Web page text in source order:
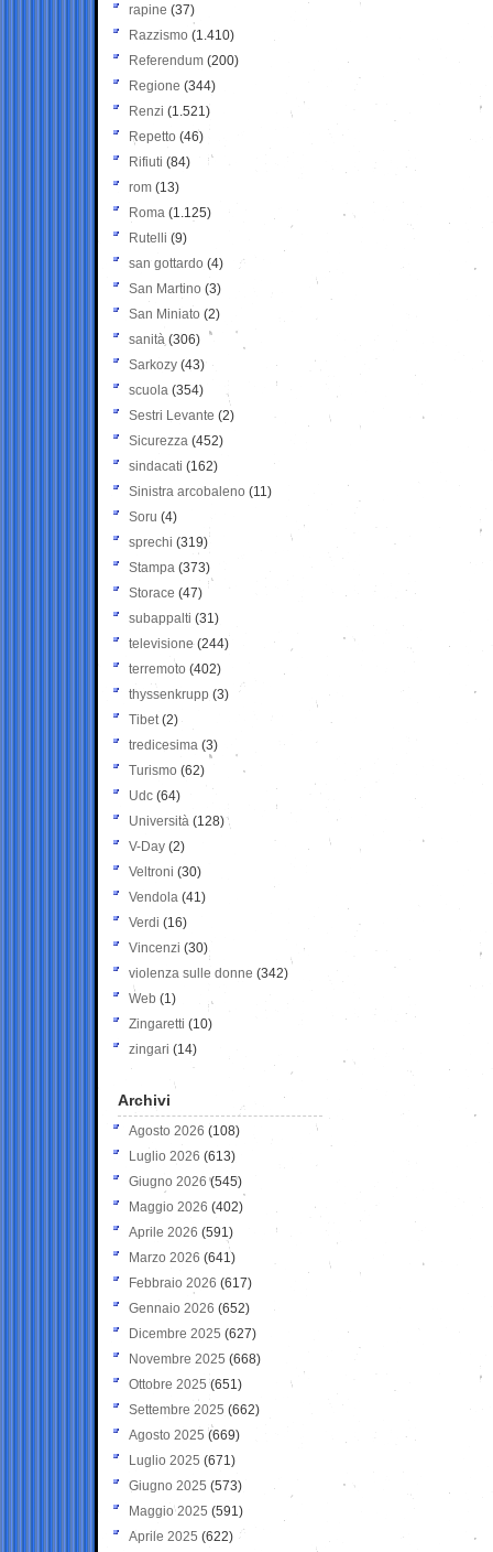
rapine (37)
Razzismo (1.410)
Referendum (200)
Regione (344)
Renzi (1.521)
Repetto (46)
Rifiuti (84)
rom (13)
Roma (1.125)
Rutelli (9)
san gottardo (4)
San Martino (3)
San Miniato (2)
sanità (306)
Sarkozy (43)
scuola (354)
Sestri Levante (2)
Sicurezza (452)
sindacati (162)
Sinistra arcobaleno (11)
Soru (4)
sprechi (319)
Stampa (373)
Storace (47)
subappalti (31)
televisione(244)
terremoto (402)
thyssenkrupp (3)
Tibet(2)
tredicesima (3)
Turismo (62)
Udc (64)
Università (128)
V-Day (2)
Veltroni (30)
Vendola (41)
Verdi (16)
Vincenzi (30)
violenza sulle donne (342)
Web (1)
Zingaretti (10)
zingari (14)
Archivi
Agosto 2026 (108)
Luglio 2026 (613)
Giugno 2026 (545)
Maggio 2026 (402)
Aprile 2026 (591)
Marzo 2026 (641)
Febbraio 2026 (617)
Gennaio 2026 (652)
Dicembre 2025 (627)
Novembre 2025 (668)
Ottobre 2025 (651)
Settembre 2025 (662)
Agosto 2025 (669)
Luglio 2025 (671)
Giugno 2025 (573)
Maggio 2025 (591)
Aprile 2025 (622)